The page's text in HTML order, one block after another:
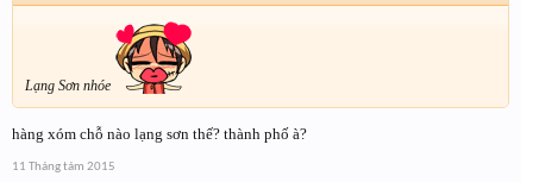
Lạng Sơn nhóe
hàng xóm chỗ nào lạng sơn thế? thành phố à?
11 Tháng tám 2015